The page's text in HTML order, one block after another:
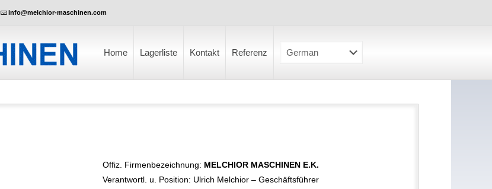
info@melchior-maschinen.com
Home Lagerliste Kontakt Referenz
Offiz. Firmenbezeichnung: MELCHIOR MASCHINEN E.K.
Verantwortl. u. Position: Ulrich Melchior – Geschäftsführer